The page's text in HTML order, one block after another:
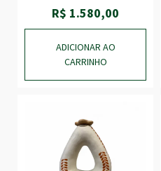
R$ 1.580,00
ADICIONAR AO
CARRINHO